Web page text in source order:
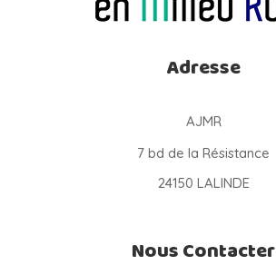
Adresse
AJMR
7 bd de la Résistance
24150 LALINDE
Nous Contacter